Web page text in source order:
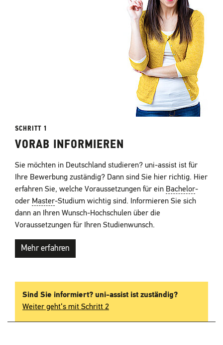
SCHRITT 1
VORAB INFORMIEREN
Sie möchten in Deutschland studieren? uni-assist ist für
Ihre Bewerbung zuständig? Dann sind Sie hier richtig. Hier
erfahren Sie, welche Voraussetzungen für ein Bachelor-
oder Master-Studium wichtig sind. Informieren Sie sich
dann an Ihren Wunsch-Hochschulen über die
Voraussetzungen für Ihren Studienwunsch.
Mehr erfahren
Sind Sie informiert? uni-assist ist zuständig?
Weiter geht‘s mit Schritt 2